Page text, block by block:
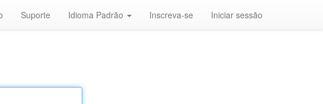
Suporte Idioma Padrão Inscreva-se Iniciar sessão